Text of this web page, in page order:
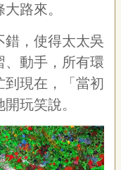
路來。
錯，使得太太吳
、動手，所有環
現在，「當初
玩笑說。